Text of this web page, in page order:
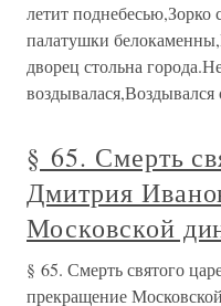
летит
палатушки
дворец стольна
воздывалася,Воздывался
§ 65. Смерть
Дмитрия
Московской
§ 65. Смерть святого
прекращение